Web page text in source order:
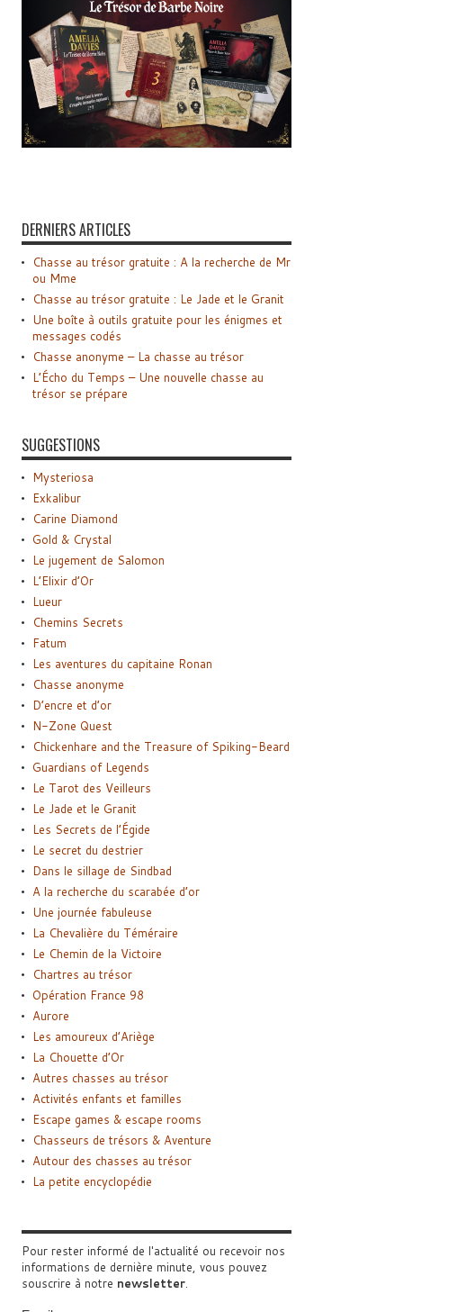
DERNIERS ARTICLES
Chasse au trésor gratuite : A la recherche de Mr
ou Mme
Chasse au trésor gratuite : Le Jade et le Granit
Une boîte à outils gratuite pour les énigmes et
messages codés
Chasse anonyme – La chasse au trésor
L’Écho du Temps – Une nouvelle chasse au
trésor se prépare
SUGGESTIONS
Mysteriosa
Exkalibur
Carine Diamond
Gold & Crystal
Le jugement de Salomon
L’Elixir d’Or
Lueur
Chemins Secrets
Fatum
Les aventures du capitaine Ronan
Chasse anonyme
D’encre et d’or
N-Zone Quest
Chickenhare and the Treasure of Spiking-Beard
Guardians of Legends
Le Tarot des Veilleurs
Le Jade et le Granit
Les Secrets de l’Égide
Le secret du destrier
Dans le sillage de Sindbad
A la recherche du scarabée d’or
Une journée fabuleuse
La Chevalière du Téméraire
Le Chemin de la Victoire
Chartres au trésor
Opération France 98
Aurore
Les amoureux d’Ariège
La Chouette d’Or
Autres chasses au trésor
Activités enfants et familles
Escape games & escape rooms
Chasseurs de trésors & Aventure
Autour des chasses au trésor
La petite encyclopédie
Pour rester informé de l'actualité ou recevoir nos
informations de dernière minute, vous pouvez
souscrire à notre newsletter.